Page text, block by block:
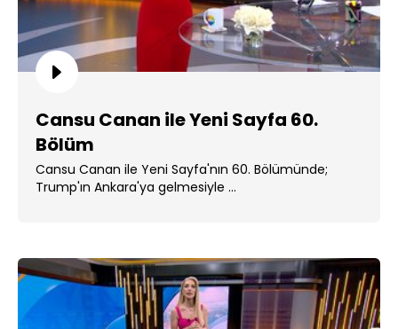
Cansu Canan ile Yeni Sayfa 60.
Bölüm
Cansu Canan ile Yeni Sayfa'nın 60. Bölümünde;
Trump'ın Ankara'ya gelmesiyle ...